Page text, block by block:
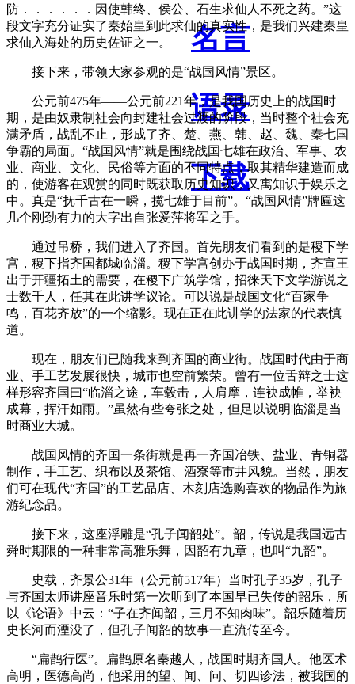
名言
语录
下载
防．．．．．．因使韩终、侯公、石生求仙人不死之药。”这
段文字充分证实了秦始皇到此求仙的真实性，是我们兴建秦皇
求仙入海处的历史佐证之一。
接下来，带领大家参观的是“战国风情”景区。
公元前475年——公元前221年，是我国历史上的战国时
期，是由奴隶制社会向封建社会过渡的阶段，当时整个社会充
满矛盾，战乱不止，形成了齐、楚、燕、韩、赵、魏、秦七国
争霸的局面。“战国风情”就是围绕战国七雄在政治、军事、农
业、商业、文化、民俗等方面的不同特点，取其精华建造而成
的，使游客在观赏的同时既获取历史知识，又寓知识于娱乐之
中。真是“抚千古在一瞬，揽七雄于目前”。“战国风情”牌匾这
几个刚劲有力的大字出自张爱萍将军之手。
通过吊桥，我们进入了齐国。首先朋友们看到的是稷下学
宫，稷下指齐国都城临淄。稷下学宫创办于战国时期，齐宣王
出于开疆拓土的需要，在稷下广筑学馆，招徕天下文学游说之
士数千人，任其在此讲学议论。可以说是战国文化“百家争
鸣，百花齐放”的一个缩影。现在正在此讲学的法家的代表慎
道。
现在，朋友们已随我来到齐国的商业街。战国时代由于商
业、手工艺发展很快，城市也空前繁荣。曾有一位舌辩之士这
样形容齐国曰“临淄之途，车毂击，人肩摩，连袂成帷，举袂
成幕，挥汗如雨。”虽然有些夸张之处，但足以说明临淄是当
时商业大城。
战国风情的齐国一条街就是再一齐国冶铁、盐业、青铜器
制作，手工艺、织布以及茶馆、酒寮等市井风貌。当然，朋友
们可在现代“齐国”的工艺品店、木刻店选购喜欢的物品作为旅
游纪念品。
接下来，这座浮雕是“孔子闻韶处”。韶，传说是我国远古
舜时期限的一种非常高雅乐舞，因韶有九章，也叫“九韶”。
史载，齐景公31年（公元前517年）当时孔子35岁，孔子
与齐国太师讲座音乐时第一次听到了本国早已失传的韶乐，所
以《论语》中云：“子在齐闻韶，三月不知肉味”。韶乐随着历
史长河而湮没了，但孔子闻韶的故事一直流传至今。
“扁鹊行医”。扁鹊原名秦越人，战国时期齐国人。他医术
高明，医德高尚，他采用的望、闻、问、切四诊法，被我国的